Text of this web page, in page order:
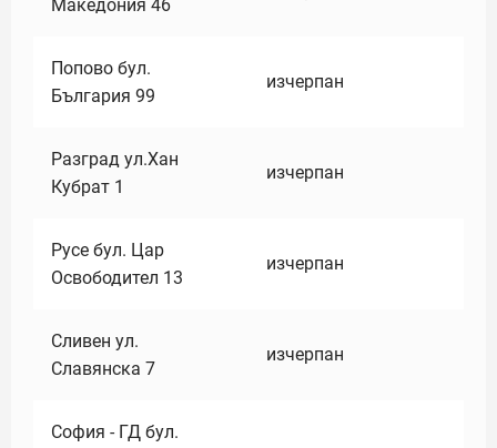
Македония 46
Попово бул.
България 99
изчерпан
Разград ул.Хан
Кубрат 1
изчерпан
Русе бул. Цар
Освободител 13
изчерпан
Сливен ул.
Славянска 7
изчерпан
София - ГД бул.